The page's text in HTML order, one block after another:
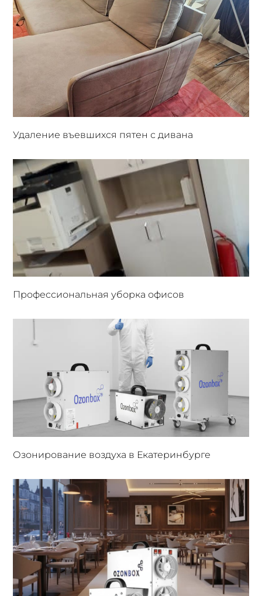
Удаление въевшихся пятен с дивана
Профессиональная уборка офисов
Озонирование воздуха в Екатеринбурге